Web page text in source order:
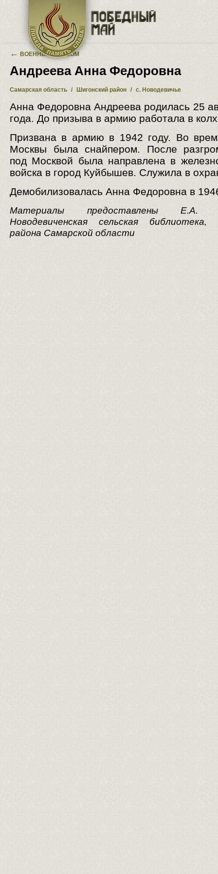
Перейти к основному содержанию
← ВОЕННЫЙ АЛЬБОМ
Андреева Анна Федоровна
Самарская область / Шигонский район / с. Новодевичье
Анна Федоровна Андреева родилась 25
года. До призыва в армию работала в
Призвана в армию в 1942 году. Во
Москвы была снайпером. После
под Москвой была направлена в
войска в город Куйбышев. Служила в
Демобилизовалась Анна Федоровна в
Материалы предоставлены Е.А.
Новодевиченская сельская библиотека,
района Самарской области